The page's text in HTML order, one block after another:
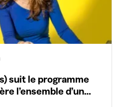
suit le programme
l’ensemble d’un